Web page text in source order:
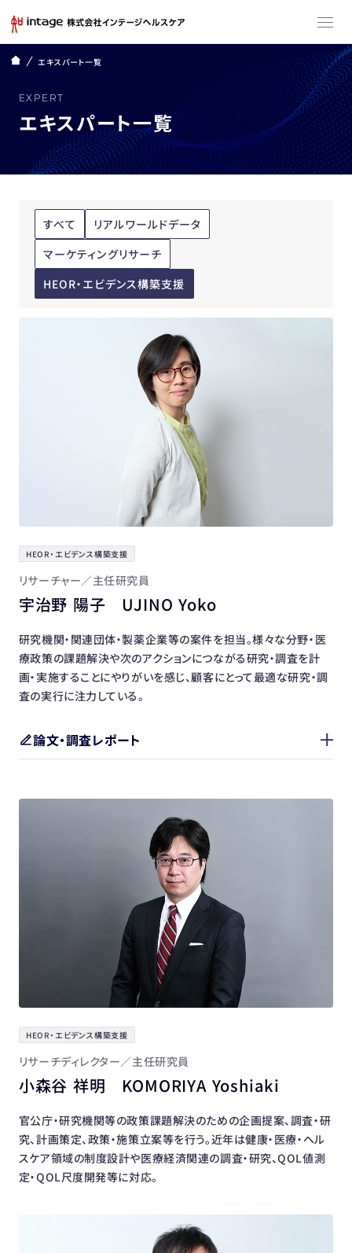
エキスパート一覧
EXPERT
エキスパート一覧
すべて
リアルワールドデータ
マーケティングリサーチ
HEOR・エビデンス構築支援
HEOR・エビデンス構築支援
リサーチャー／主任研究員
宇治野 陽子 UJINO Yoko
研究機関・関連団体・製薬企業等の案件を担当。様々な分野・医
療政策の課題解決や次のアクションにつながる研究・調査を計
画・実施することにやりがいを感じ、顧客にとって最適な研究・調
査の実行に注力している。
論文・調査レポート
HEOR・エビデンス構築支援
リサーチディレクター／主任研究員
小森谷 祥明 KOMORIYA Yoshiaki
官公庁・研究機関等の政策課題解決のための企画提案、調査・研
究、計画策定、政策・施策立案等を行う。近年は健康・医療・ヘル
スケア領域の制度設計や医療経済関連の調査・研究、QOL値測
定・QOL尺度開発等に対応。